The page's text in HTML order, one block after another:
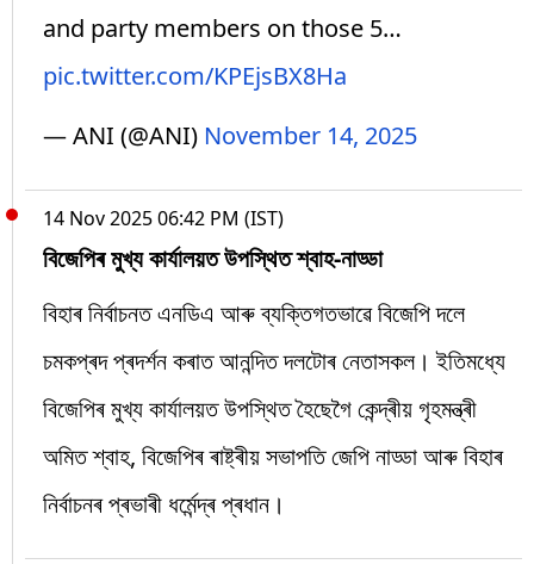
and party members on those 5…
pic.twitter.com/KPEjsBX8Ha
— ANI (@ANI) November 14, 2025
14 Nov 2025 06:42 PM (IST)
বিজেপিৰ মুখ্য কাৰ্যালয়ত উপস্থিত শ্বাহ-নাড্ডা
বিহাৰ নিৰ্বাচনত এনডিএ আৰু ব্যক্তিগতভাৱে বিজেপি দলে
চমকপ্ৰদ প্ৰদৰ্শন কৰাত আনন্দিত দলটোৰ নেতাসকল। ইতিমধ্যে
বিজেপিৰ মুখ্য কাৰ্যালয়ত উপস্থিত হৈছেগৈ কেন্দ্ৰীয় গৃহমন্ত্ৰী
অমিত শ্বাহ, বিজেপিৰ ৰাষ্ট্ৰীয় সভাপতি জেপি নাড্ডা আৰু বিহাৰ
নিৰ্বাচনৰ প্ৰভাৰী ধৰ্মেন্দ্ৰ প্ৰধান।